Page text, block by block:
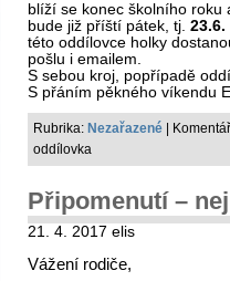
blíží se konec školního
bude již příští pátek, tj. 23.6.
této oddílovce holky
pošlu i emailem.
S sebou kroj, popřípadě
S přáním pěkného víkendu
Rubrika: Nezařazené |
oddílovka
Připomenutí –
21. 4. 2017 elis
Vážení rodiče,